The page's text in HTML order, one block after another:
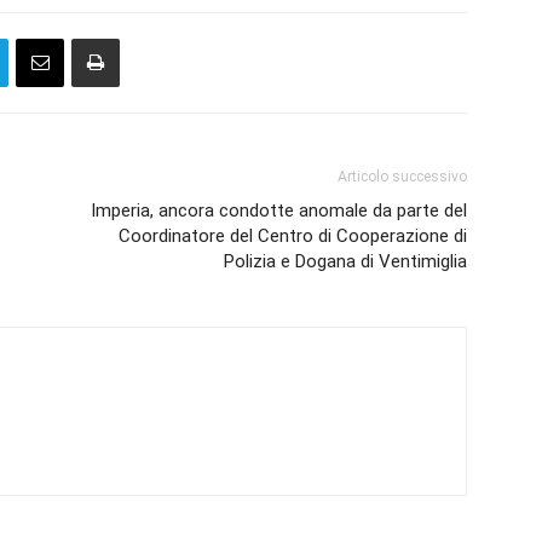
Articolo successivo
Imperia, ancora condotte anomale da parte del
Coordinatore del Centro di Cooperazione di
Polizia e Dogana di Ventimiglia